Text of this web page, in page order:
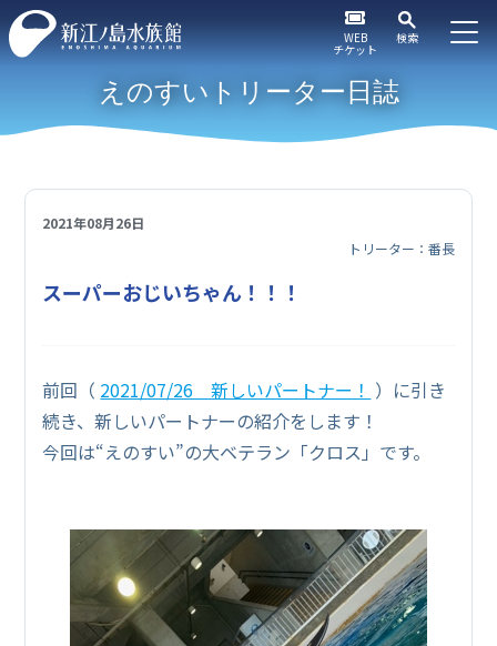
WEB
チケット
検索
えのすいトリーター日誌
2021年08月26日
トリーター：番長
スーパーおじいちゃん！！！
前回（ 2021/07/26 新しいパートナー！ ）に引き
続き、新しいパートナーの紹介をします！
今回は“えのすい”の大ベテラン「クロス」です。